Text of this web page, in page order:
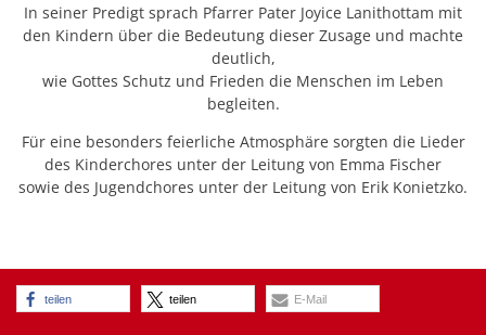
In seiner Predigt sprach Pfarrer Pater Joyice Lanithottam mit
den Kindern über die Bedeutung dieser Zusage und machte
deutlich,
wie Gottes Schutz und Frieden die Menschen im Leben
begleiten.
Für eine besonders feierliche Atmosphäre sorgten die Lieder
des Kinderchores unter der Leitung von Emma Fischer
sowie des Jugendchores unter der Leitung von Erik Konietzko.
teilen teilen E-Mail